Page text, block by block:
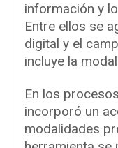
información y
Entre ellos se
digital y el
incluye la
En los
incorporó un
modalidades